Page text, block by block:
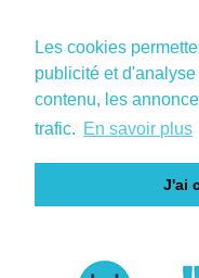
Les cookies
publicité et
contenu, les
trafic. En savoir plus
J'ai